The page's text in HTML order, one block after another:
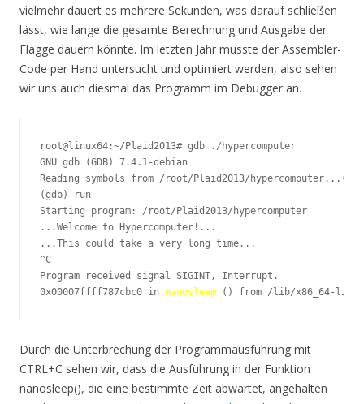
vielmehr dauert es mehrere Sekunden, was darauf schließen
lässt, wie lange die gesamte Berechnung und Ausgabe der
Flagge dauern könnte. Im letzten Jahr musste der Assembler-
Code per Hand untersucht und optimiert werden, also sehen
wir uns auch diesmal das Programm im Debugger an.
root@linux64:~/Plaid2013# gdb ./hypercomputer
GNU gdb (GDB) 7.4.1-debian
Reading symbols from /root/Plaid2013/
(gdb) run
Starting program: /root/Plaid2013/hypercomputer
...Welcome to Hypercomputer!...
...This could take a very long time...
^C
Program received signal SIGINT, Interrupt.
0x00007ffff787cbc0 in nanosleep () from /lib/x86_64-
Durch die Unterbrechung der Programmausführung mit
CTRL+C sehen wir, dass die Ausführung in der Funktion
nanosleep(), die eine bestimmte Zeit abwartet, angehalten